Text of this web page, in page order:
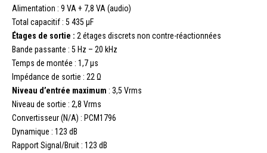
Alimentation : 9 VA + 7,8 VA (audio)
Total capacitif : 5 435 µF
Étages de sortie : 2 étages discrets non contre-réactionnées
Bande passante : 5 Hz – 20 kHz
Temps de montée : 1,7 µs
Impédance de sortie : 22 Ω
Niveau d’entrée maximum : 3,5 Vrms
Niveau de sortie : 2,8 Vrms
Convertisseur (N/A) : PCM1796
Dynamique : 123 dB
Rapport Signal/Bruit : 123 dB